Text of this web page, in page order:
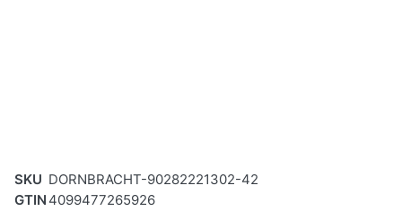
SKU DORNBRACHT-90282221302-42
GTIN 4099477265926